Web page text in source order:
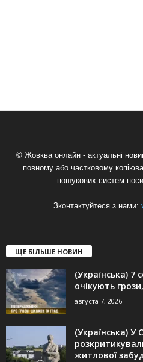
© Жовква онлайн - актуальні
повному або частковому
пошукових систем
Зконтактуйтеся з нами:
ЩЕ БІЛЬШЕ НОВИН
(Українська) 7
очікують
августа 7, 2026
(Українська) У
житлової